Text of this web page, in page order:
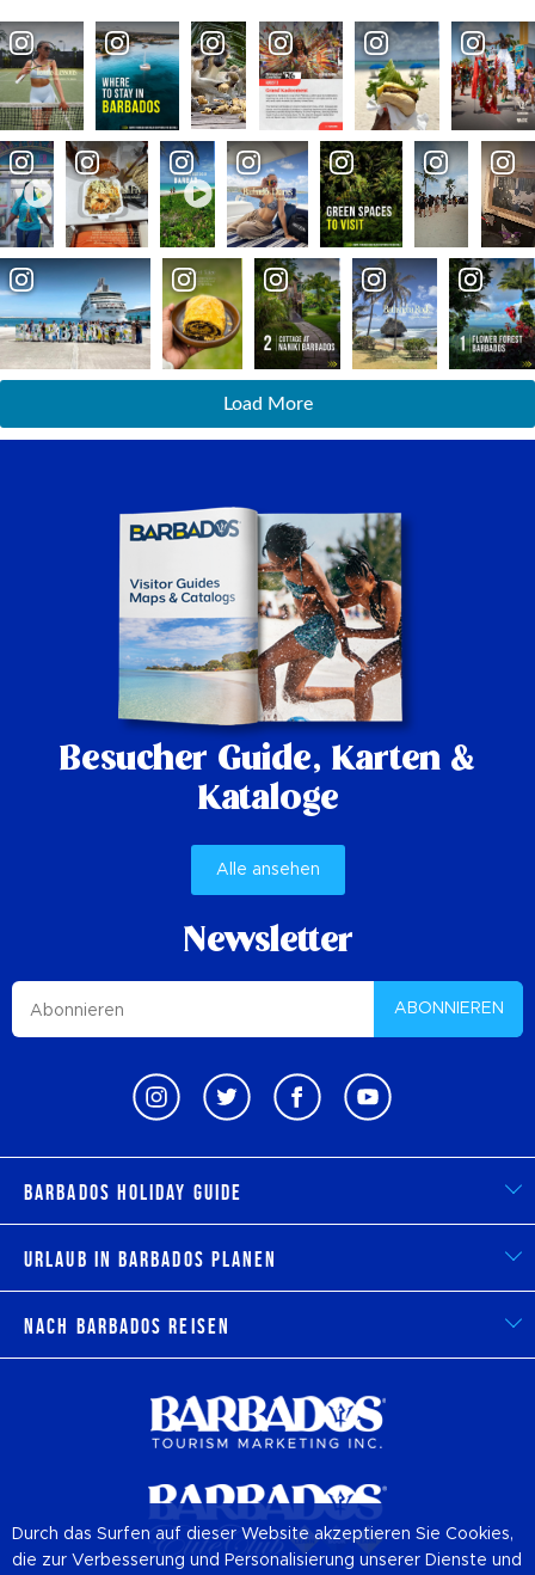
Load More
Besucher Guide, Karten &
Kataloge
Alle ansehen
Newsletter
ABONNIEREN
Barbados Holiday Guide
Urlaub in Barbados planen
Nach Barbados reisen
Durch das Surfen auf dieser Website akzeptieren Sie Cookies,
die zur Verbesserung und Personalisierung unserer Dienste und